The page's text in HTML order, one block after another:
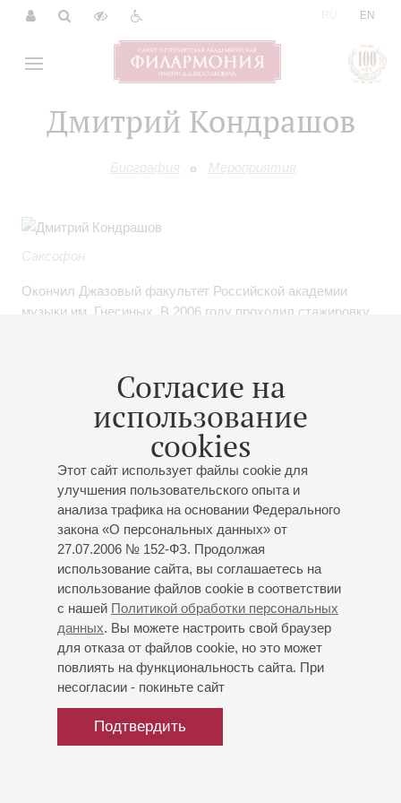
EN
Дмитрий Кондрашов
Биография Мероприятия
Согласие на
использование
cookies
Этот сайт использует файлы cookie для
улучшения пользовательского опыта и
анализа трафика на основании Федерального
закона «О персональных данных» от
27.07.2006 № 152-ФЗ. Продолжая
использование сайта, вы соглашаетесь на
использование файлов cookie в соответствии
с нашей Политикой обработки персональных
данных. Вы можете настроить свой браузер
для отказа от файлов cookie, но это может
повлиять на функциональность сайта. При
несогласии - покиньте сайт
Подтвердить
Саксофон
Окончил Джазовый факультет Российской академии
музыки им. Гнесиных. В 2006 году проходил стажировку
джазовых исполнителей в г. Ростов-на-Дону (1996).
Саксофонист, композитор, аранжировщик, с 1998 года –
лидер ансамбля "the Moscow Jazz Passengers", солист
Ансамбля Мелодия Георгия Гараняна. Участник
различных джазовых фестивалей, а также
многочисленных джазовых, блюзовых и других
музыкальных проектов, среди которых мюзикл «Чикаго»
(2002-2003), "Blues Hammer Band" (2004-2005), мюзикл
"Cats" (2005-2006), Monterey Jazz Festival (2006), мюзикл